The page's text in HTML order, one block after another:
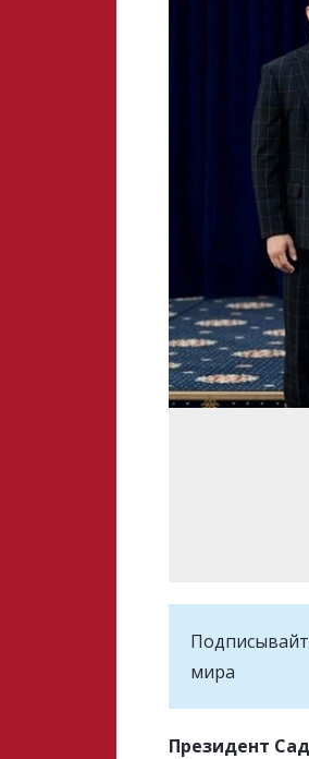
мира
Президент